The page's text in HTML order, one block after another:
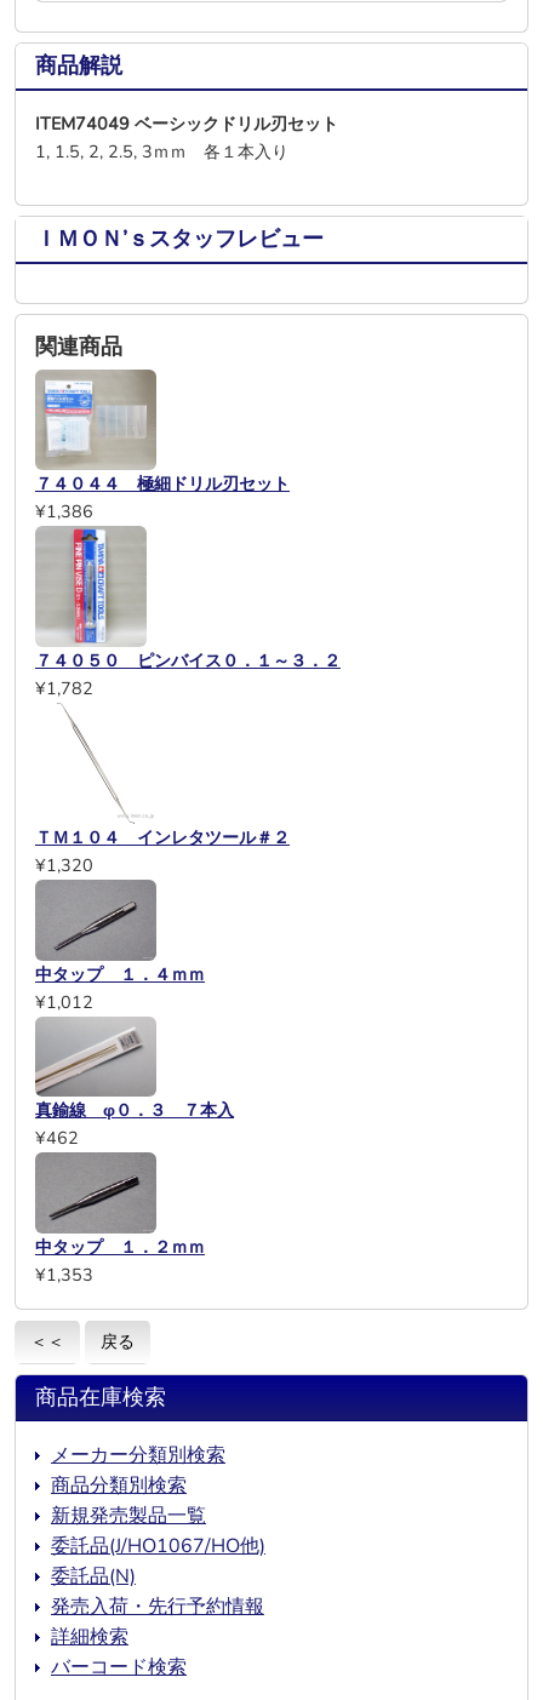
商品解説
ITEM74049 ベーシックドリル刃セット
1, 1.5, 2, 2.5, 3ｍｍ 各１本入り
ＩＭＯＮ’ｓスタッフレビュー
関連商品
７４０４４ 極細ドリル刃セット
¥1,386
７４０５０ ピンバイス０．１～３．２
¥1,782
ＴＭ１０４ インレタツール＃２
¥1,320
中タップ １．４ｍｍ
¥1,012
真鍮線 φ０．３ ７本入
¥462
中タップ １．２ｍｍ
¥1,353
＜＜ 戻る
商品在庫検索
メーカー分類別検索
商品分類別検索
新規発売製品一覧
委託品(J/HO1067/HO他)
委託品(N)
発売入荷・先行予約情報
詳細検索
バーコード検索